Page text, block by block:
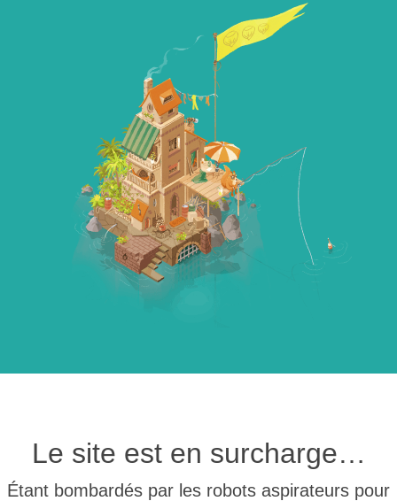
Le site est en surcharge…
Étant bombardés par les robots aspirateurs pour